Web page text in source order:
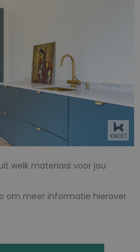
welk materiaal voor jou
om meer informatie hierover